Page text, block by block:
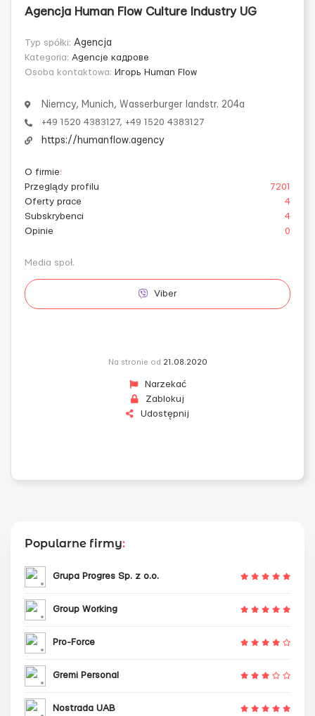
Agencja Human Flow Culture Industry UG
Typ spółki: Agencja
Kategoria: Agencje кадровe
Osoba kontaktowa: Игорь Human Flow
Niemcy, Munich, Wasserburger landstr. 204a
+49 1520 4383127, +49 1520 4383127
https://humanflow.agency
O firmie:
Przeglądy profilu
7201
Oferty prace
4
Subskrybenci
4
Opinie
0
Media społ.
Viber
Na stronie od 21.08.2020
Narzekać
Zablokuj
Udostępnij
Popularne firmy:
Grupa Progres Sp. z o.o.
Group Working
Pro-Force
Gremi Personal
Nostrada UAB